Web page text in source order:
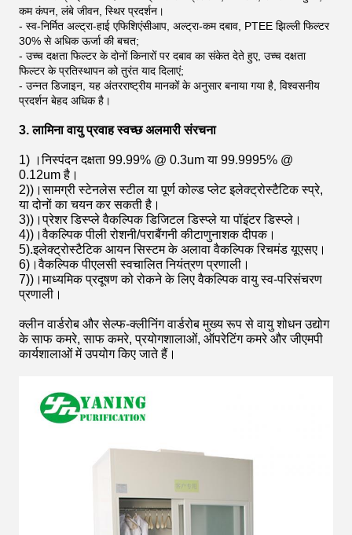
कम कंपन, लंबे जीवन, स्थिर प्रदर्शन।
- स्व-निर्मित अल्ट्रा-हाई एफिशिएंसीआप, अल्ट्रा-कम दबाव, PTEE झिल्ली फिल्टर
30% से अधिक ऊर्जा की बचत;
- उच्च दक्षता फिल्टर के दोनों किनारों पर दबाव का संकेत देते हुए, उच्च दक्षता
फिल्टर के प्रतिस्थापन को तुरंत याद दिलाएं;
- उन्नत डिजाइन, यह अंतरराष्ट्रीय मानकों के अनुसार बनाया गया है, विश्वसनीय
प्रदर्शन बेहद अधिक है।
3. लामिना वायु प्रवाह स्वच्छ अलमारी संरचना
1) ।निस्पंदन दक्षता 99.99% @ 0.3um या 99.9995% @
0.12um है।
2))।सामग्री स्टेनलेस स्टील या पूर्ण कोल्ड प्लेट इलेक्ट्रोस्टैटिक स्प्रे,
या दोनों का चयन कर सकती है।
3))।प्रेशर डिस्प्ले वैकल्पिक डिजिटल डिस्प्ले या पॉइंटर डिस्प्ले।
4))।वैकल्पिक पीली रोशनी/पराबैंगनी कीटाणुनाशक दीपक।
5).इलेक्ट्रोस्टैटिक आयन सिस्टम के अलावा वैकल्पिक रिचमंड यूएसए।
6)।वैकल्पिक पीएलसी स्वचालित नियंत्रण प्रणाली।
7))।माध्यमिक प्रदूषण को रोकने के लिए वैकल्पिक वायु स्व-परिसंचरण
प्रणाली।
क्लीन वार्डरोब और सेल्फ-क्लीनिंग वार्डरोब मुख्य रूप से वायु शोधन उद्योग
के साफ कमरे, साफ कमरे, प्रयोगशालाओं, ऑपरेटिंग कमरे और जीएमपी
कार्यशालाओं में उपयोग किए जाते हैं।